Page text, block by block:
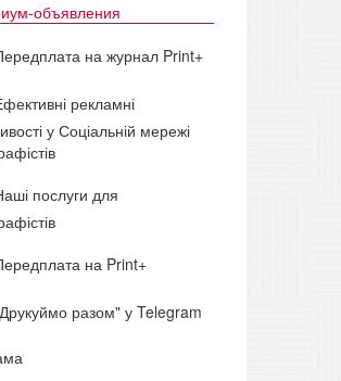
объявления
на журнал Print+
рекламні
у Соціальній мережі
послуги для
на Print+
разом" у Telegram